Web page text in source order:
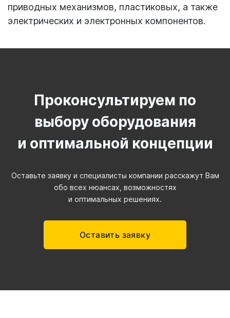
приводных механизмов, пластиковых, а также
электрических и электронных компонентов.
Проконсультируем по
выбору оборудования
и оптимальной концепции
Оставьте заявку и специалисты компании расскажут Вам
обо всех нюансах, возможностях
и оптимальных решениях.
Оставить заявку